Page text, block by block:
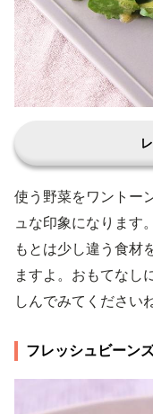
使う野菜をワントー
ュな印象になります
もとは少し違う食材
ますよ。おもてなし
しんでみてくださいね
フレッシュビーン